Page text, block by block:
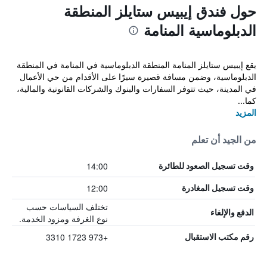
حول فندق إيبيس ستايلز المنطقة
الدبلوماسية المنامة
يقع إيبيس ستايلز المنامة المنطقة الدبلوماسية في المنامة في المنطقة
الدبلوماسية، وضمن مسافة قصيرة سيرًا على الأقدام من حي الأعمال
في المدينة، حيث تتوفر السفارات والبنوك والشركات القانونية والمالية،
كما...
المزيد
من الجيد أن تعلم
وقت تسجيل الصعود للطائرة 14:00
وقت تسجيل المغادرة 12:00
الدفع والإلغاء
تختلف السياسات حسب
نوع الغرفة ومزود الخدمة.
رقم مكتب الاستقبال +973 1723 3310